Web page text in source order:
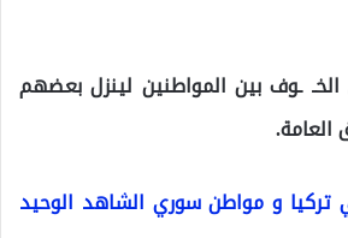
الخـ ـوف بين المواطنين لينزل بعضهم
العامة.
و مواطن سوري الشاهد الوحيد